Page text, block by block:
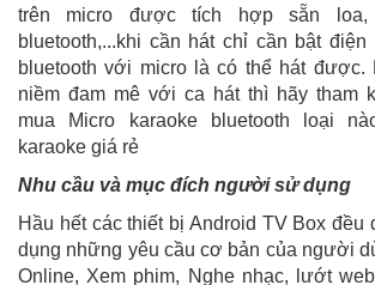
trên micro được tích hợp sẵn loa,
bluetooth,...khi cần hát chỉ cần bật
bluetooth với micro là có thể hát được.
niềm đam mê với ca hát thì hãy tham
mua Micro karaoke bluetooth loại
karaoke giá rẻ
Nhu cầu và mục đích người sử dụng
Hầu hết các thiết bị Android TV Box đều
dụng những yêu cầu cơ bản của người
Online, Xem phim, Nghe nhạc, lướt